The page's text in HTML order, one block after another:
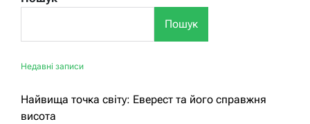
Пошук
Недавні записи
Найвища точка світу: Еверест та його справжня
висота